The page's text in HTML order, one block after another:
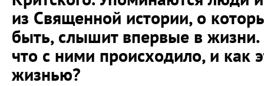
из Священной истории, о
быть, слышит впервые в жизни.
что с ними происходило, и как
жизнью?